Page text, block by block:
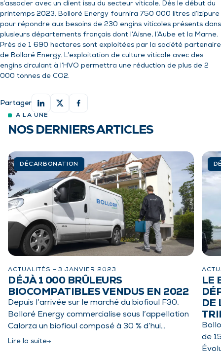
s’associer avec un client issu du secteur viticole. Dès le début du
printemps 2023, Bolloré Energy fournira 750 000 litres d’Izipure
pour répondre aux besoins de 230 engins viticoles présents dans
plusieurs départements français dont l’Aisne, l’Aube et la Marne.
Près de 1 690 hectares sont exploitées par la société partenaire
de Bolloré Energy. L’exploitation de culture viticole avec des
engins circulant à l’HVO permettra une réduction de plus de 2
000 tonnes de CO2.
Partager
NOS DERNIERS ARTICLES
DÉCARBONATION
ACTUALITÉS –3 JANVIER 2023
DÉJÀ 1 000 BRÛLEURS
BIOCOMPATIBLES VENDUS EN 2022
Depuis l’arrivée sur le marché du biofioul F30,
Bolloré Energy commercialise sous l’appellation
Calorza un biofioul composé à 30 % d’hui…
Lire la suite
LE
DE
de